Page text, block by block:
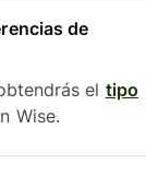
de
el tipo
Wise.